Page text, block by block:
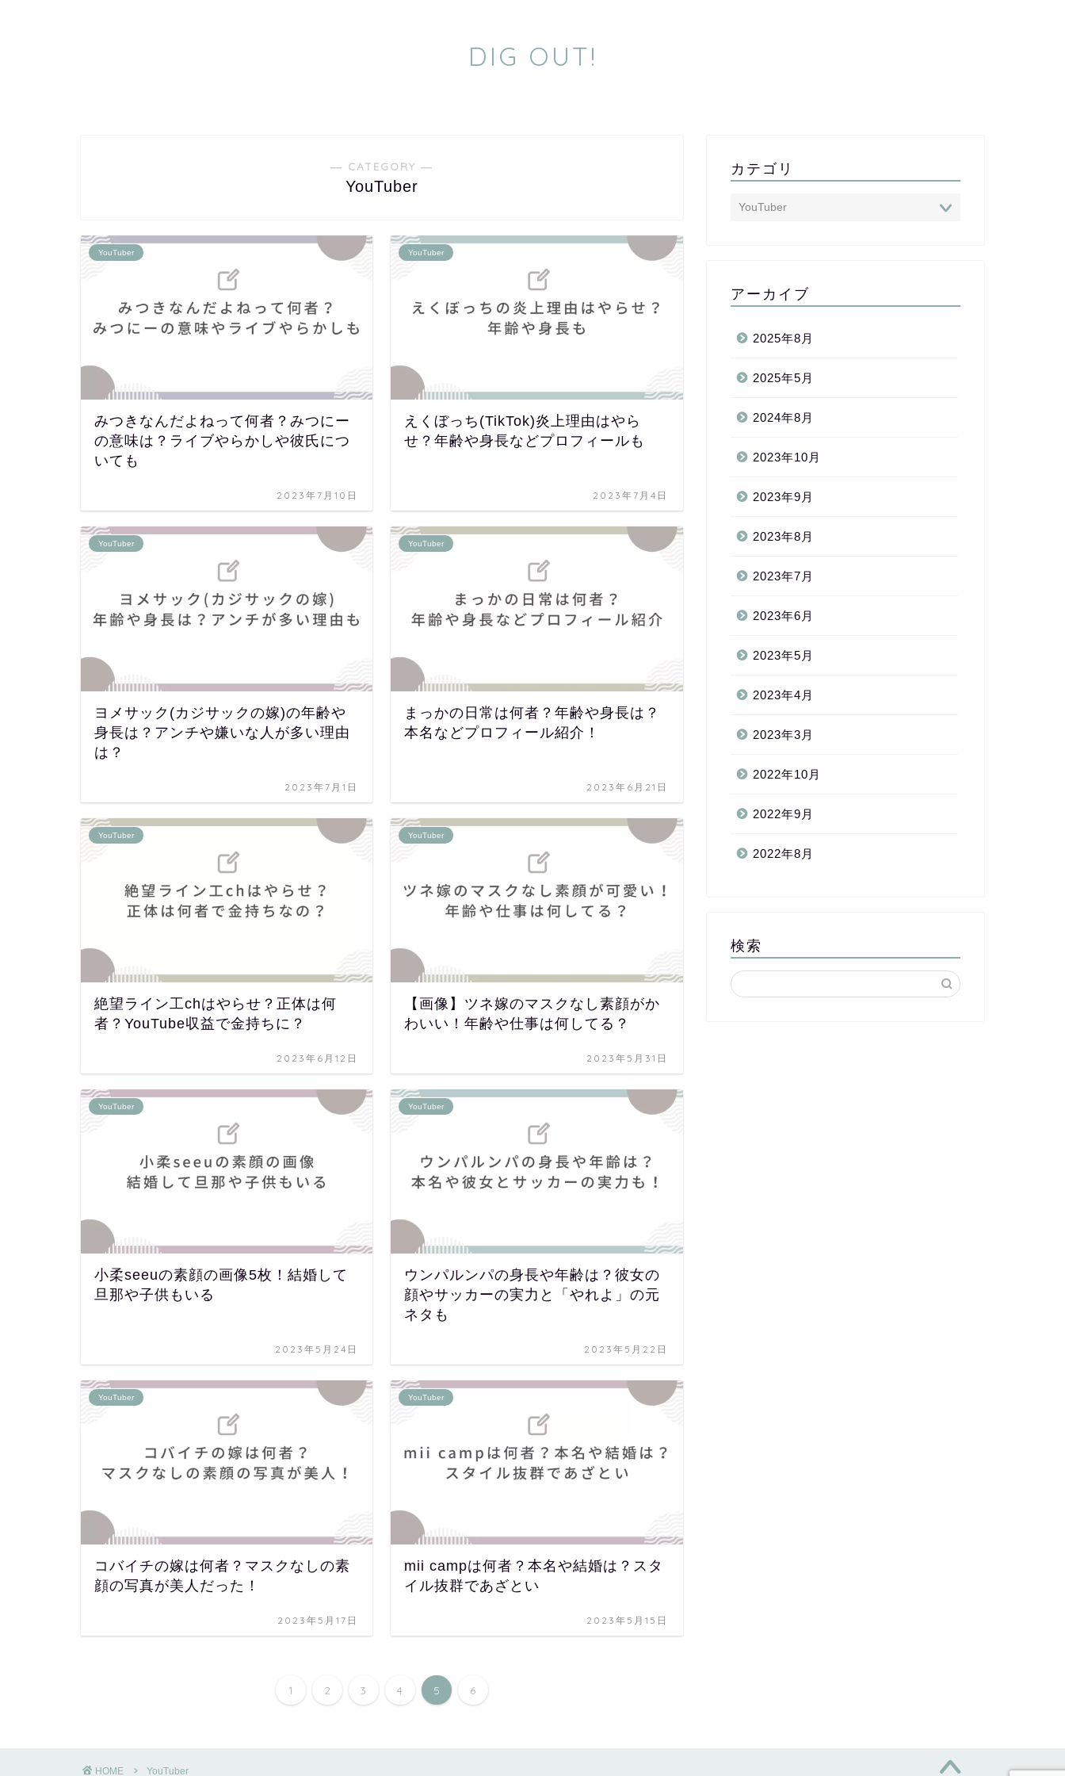
DIG OUT!
― CATEGORY ―
YouTuber
YouTuber
みつきなんだよねって何者？みつにー
の意味は？ライブやらかしや彼氏につ
いても
2023年7月10日
YouTuber
えくぼっち(TikTok)炎上理由はやら
せ？年齢や身長などプロフィールも
2023年7月4日
YouTuber
ヨメサック(カジサックの嫁)の年齢や
身長は？アンチや嫌いな人が多い理由
は？
2023年7月1日
YouTuber
まっかの日常は何者？年齢や身長は？
本名などプロフィール紹介！
2023年6月21日
YouTuber
絶望ライン工chはやらせ？正体は何
者？YouTube収益で金持ちに？
2023年6月12日
YouTuber
【画像】ツネ嫁のマスクなし素顔がか
わいい！年齢や仕事は何してる？
2023年5月31日
YouTuber
小柔seeuの素顔の画像5枚！結婚して
旦那や子供もいる
2023年5月24日
YouTuber
ウンパルンパの身長や年齢は？彼女の
顔やサッカーの実力と「やれよ」の元
ネタも
2023年5月22日
YouTuber
コバイチの嫁は何者？マスクなしの素
顔の写真が美人だった！
2023年5月17日
YouTuber
mii campは何者？本名や結婚は？スタ
イル抜群であざとい
2023年5月15日
1 2 3 4 5 6
カテゴリ
アーカイブ
2025年8月
2025年5月
2024年8月
2023年10月
2023年9月
2023年8月
2023年7月
2023年6月
2023年5月
2023年4月
2023年3月
2022年10月
2022年9月
2022年8月
検索
HOME YouTuber